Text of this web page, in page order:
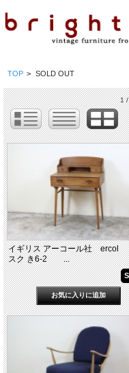
TOP > SOLD OUT
1 /
イギリス アーコール社
スク き6-2 ...